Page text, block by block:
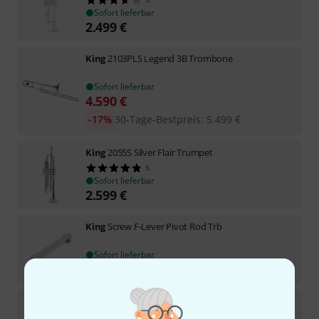
Sofort lieferbar
2.499€
King 2103PLS Legend 3B Trombone
Sofort lieferbar
4.590€
30-Tage-Bestpreis: 5.499 €
-17%
King 2055S Silver Flair Trumpet
5
Sofort lieferbar
2.599€
King Screw F-Lever Pivot Rod Trb
Sofort lieferbar
Valve Guide 2266
3